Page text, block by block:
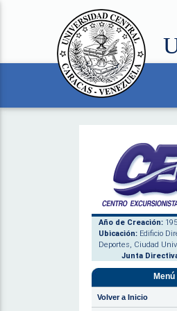
Año de Creación:
Ubicación: Edificio
Deportes, Ciudad
Junta
Menú
Volver a Inicio